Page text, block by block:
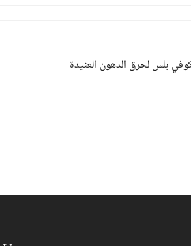
بلس لحرق الدهون العنيدة